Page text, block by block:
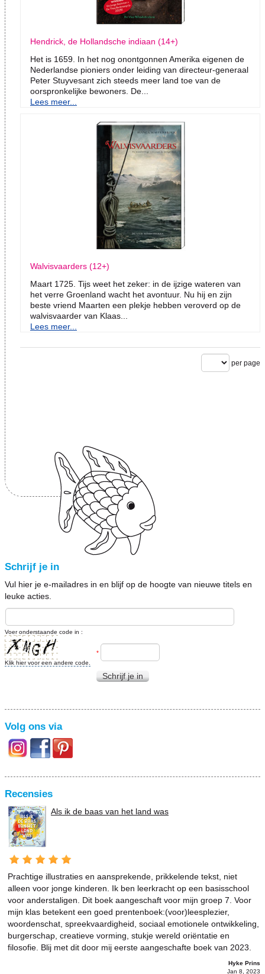
Hendrick, de Hollandsche indiaan (14+)
Het is 1659. In het nog onontgonnen Amerika eigenen de
Nederlandse pioniers onder leiding van directeur-generaal
Peter Stuyvesant zich steeds meer land toe van de
oorspronkelijke bewoners. De...
Lees meer...
Walvisvaarders (12+)
Maart 1725. Tijs weet het zeker: in de ijzige wateren van
het verre Groenland wacht het avontuur. Nu hij en zijn
beste vriend Maarten een plekje hebben veroverd op de
walvisvaarder van Klaas...
Lees meer...
per page
Schrijf je in
Vul hier je e-mailadres in en blijf op de hoogte van nieuwe titels en
leuke acties.
Voer onderstaande code in :
Klik hier voor een andere code.
*
Schrijf je in
Volg ons via
Recensies
Als ik de baas van het land was
Prachtige illustraties en aansprekende, prikkelende tekst, niet
alleen voor jonge kinderen. Ik ben leerkracht op een basisschool
voor anderstaligen. Dit boek aangeschaft voor mijn groep 7. Voor
mijn klas betekent een goed prentenboek:(voor)leesplezier,
woordenschat, spreekvaardigheid, sociaal emotionele ontwikkeling,
burgerschap, creatieve vorming, stukje wereld oriëntatie en
filosofie. Blij met dit door mij eerste aangeschafte boek van 2023.
Hyke Prins
Jan 8, 2023